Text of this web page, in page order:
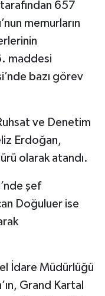
tarafından 657
memurların
maddesi
bazı görev
ve Denetim
Erdoğan,
olarak atandı.
şef
Doğuluer ise
İdare Müdürlüğü
Grand Kartal